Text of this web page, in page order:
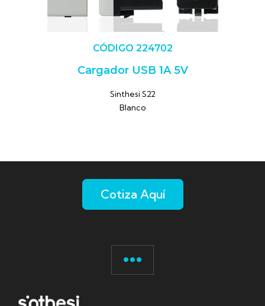
CÓDIGO 224702
Cargador USB 1A 5V
Sinthesi S22
Blanco
Cotiza Aquí